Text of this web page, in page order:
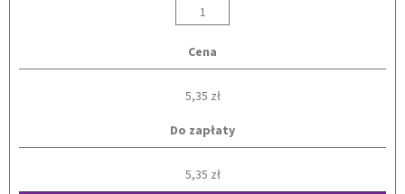
Cena
5,35 zł
Do zapłaty
5,35 zł